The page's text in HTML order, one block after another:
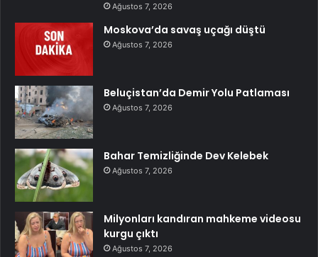
Ağustos 7, 2026
Moskova’da savaş uçağı düştü
Ağustos 7, 2026
Beluçistan’da Demir Yolu Patlaması
Ağustos 7, 2026
Bahar Temizliğinde Dev Kelebek
Ağustos 7, 2026
Milyonları kandıran mahkeme videosu
kurgu çıktı
Ağustos 7, 2026